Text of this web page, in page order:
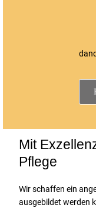
Mit
Pflege
Wir schaffen ein
ausgebildet werden